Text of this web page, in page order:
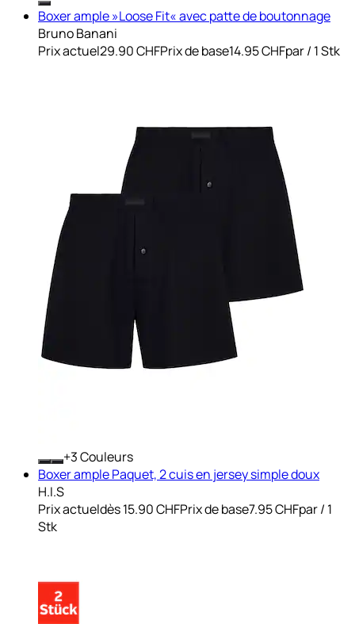
Boxer ample »Loose Fit« avec patte de boutonnage
Bruno Banani
Prix actuel29.90 CHFPrix de base14.95 CHFpar/ 1 Stk
+ Couleurs
Boxer ample Paquet, 2 cuis en jersey simple doux
H.I.S
Prix actueldès15.90 CHFPrix de base7.95 CHFpar/ 1
Stk